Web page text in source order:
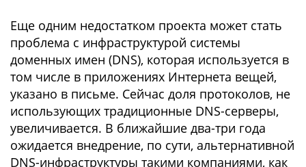
Еще одним недостатком проекта может стать
проблема с инфраструктурой системы
доменных имен (DNS), которая используется в
том числе в приложениях Интернета вещей,
указано в письме. Сейчас доля протоколов, не
использующих традиционные DNS-серверы,
увеличивается. В ближайшие два-три года
ожидается внедрение, по сути, альтернативной
DNS-инфраструктуры такими компаниями, как